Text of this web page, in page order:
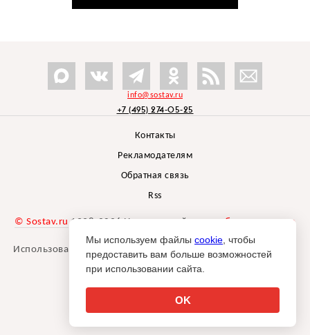
info@sostav.ru
+7 (495) 274-05-25
Контакты
Рекламодателям
Обратная связь
Rss
© Sostav.ru 1998-2026 Независимый проектбрендингового
агентства Depot
Использование материалов Sostav.ru допустимо только при
указании источника.
Мы используем файлы cookie , чтобы
предоставить вам больше возможностей
при использовании сайта.
OK